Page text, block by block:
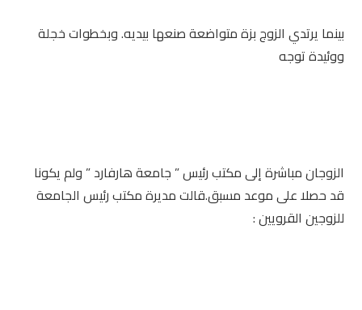
بينما يرتدي الزوج بزة متواضعة صنعها بيديه. وبخطوات خجلة
ووئيدة توجه
الزوجان مباشرة إلى مكتب رئيس ” جامعة هارفارد ” ولم يكونا
قد حصلا على موعد مسبق.قالت مديرة مكتب رئيس الجامعة
للزوجين القرويين :